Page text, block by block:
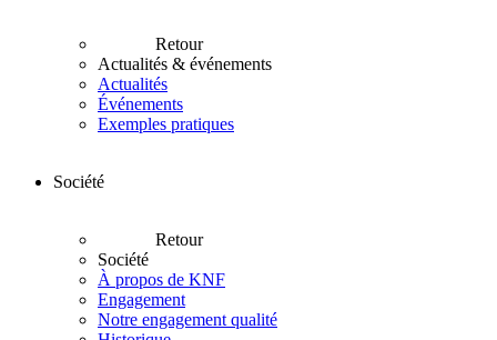
Retour
Actualités & événements
Actualités
Événements
Exemples pratiques
Société
Retour
Société
À propos de KNF
Engagement
Notre engagement qualité